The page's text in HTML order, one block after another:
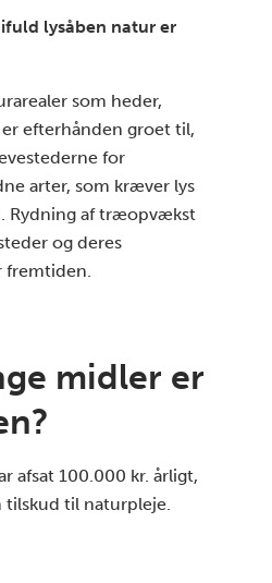
lysåben natur er
som heder,
efterhånden groet til,
for
arter, som kræver lys
Rydning af træopvækst
og deres
fremtiden.
midler er
afsat 100.000 kr. årligt,
tilskud til naturpleje.